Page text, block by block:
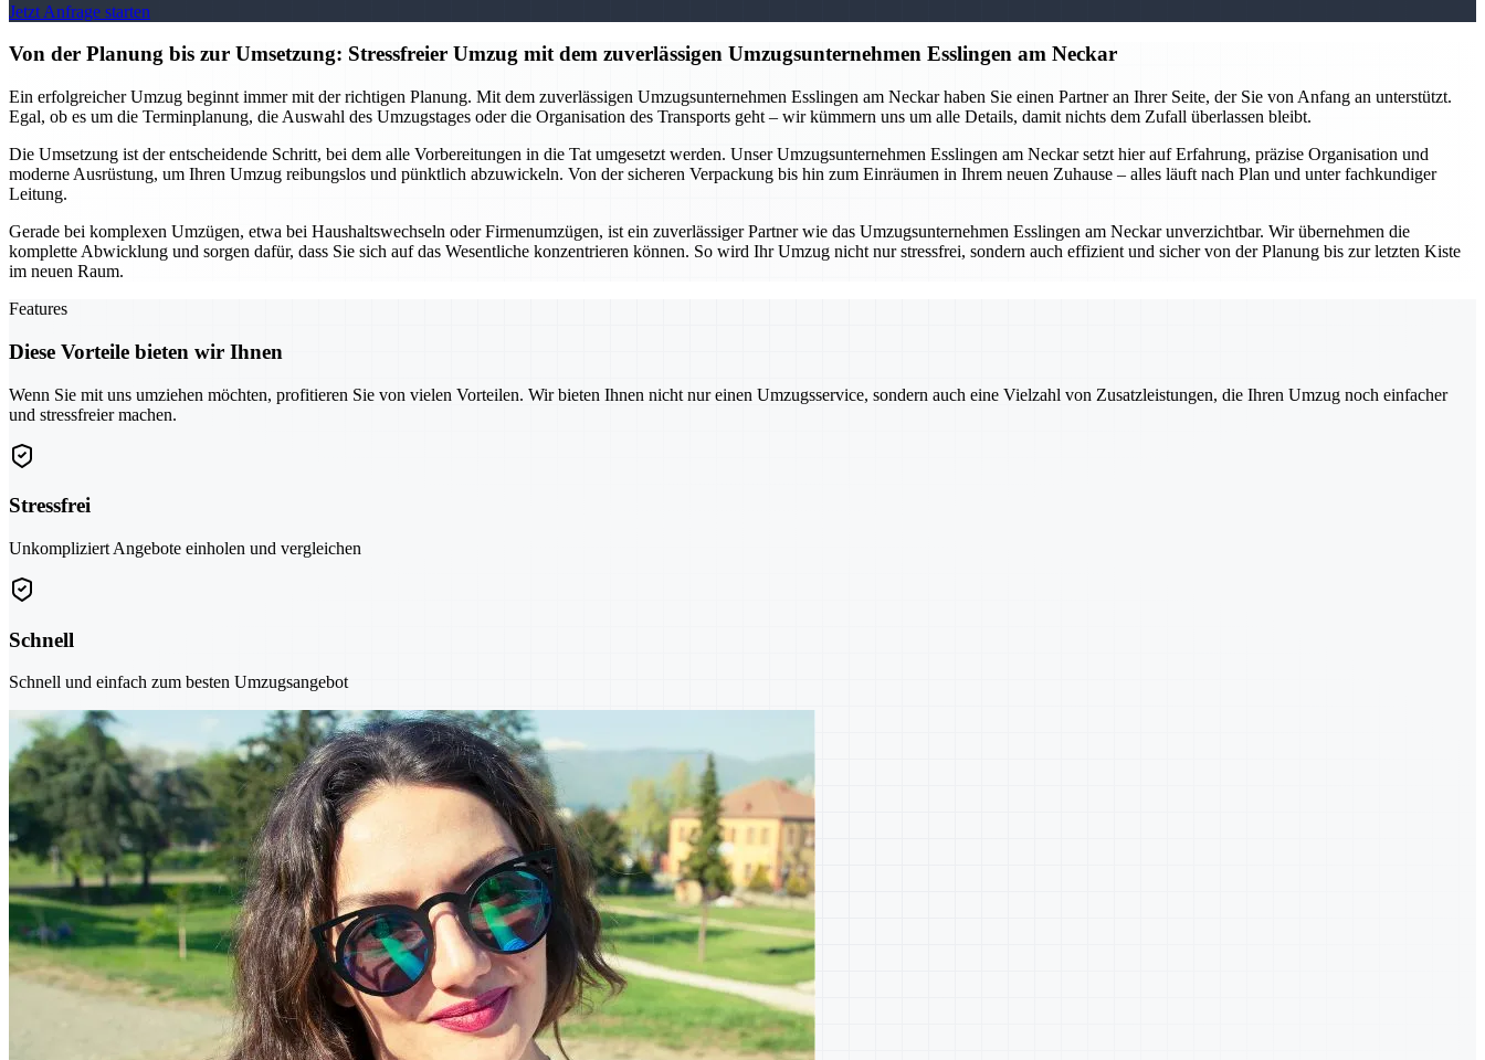
Jetzt Anfrage starten
Von der Planung bis zur Umsetzung: Stressfreier Umzug mit dem zuverlässigen Umzugsunternehmen Esslingen am Neckar
Ein erfolgreicher Umzug beginnt immer mit der richtigen Planung. Mit dem zuverlässigen Umzugsunternehmen Esslingen am Neckar haben Sie einen Partner an Ihrer Seite, der Sie von Anfang an unterstützt.
Egal, ob es um die Terminplanung, die Auswahl des Umzugstages oder die Organisation des Transports geht – wir kümmern uns um alle Details, damit nichts dem Zufall überlassen bleibt.
Die Umsetzung ist der entscheidende Schritt, bei dem alle Vorbereitungen in die Tat umgesetzt werden. Unser Umzugsunternehmen Esslingen am Neckar setzt hier auf Erfahrung, präzise Organisation und
moderne Ausrüstung, um Ihren Umzug reibungslos und pünktlich abzuwickeln. Von der sicheren Verpackung bis hin zum Einräumen in Ihrem neuen Zuhause – alles läuft nach Plan und unter fachkundiger
Leitung.
Gerade bei komplexen Umzügen, etwa bei Haushaltswechseln oder Firmenumzügen, ist ein zuverlässiger Partner wie das Umzugsunternehmen Esslingen am Neckar unverzichtbar. Wir übernehmen die
komplette Abwicklung und sorgen dafür, dass Sie sich auf das Wesentliche konzentrieren können. So wird Ihr Umzug nicht nur stressfrei, sondern auch effizient und sicher von der Planung bis zur letzten Kiste
im neuen Raum.
Features
Diese Vorteile bieten wir Ihnen
Wenn Sie mit uns umziehen möchten, profitieren Sie von vielen Vorteilen. Wir bieten Ihnen nicht nur einen Umzugsservice, sondern auch eine Vielzahl von Zusatzleistungen, die Ihren Umzug noch einfacher
und stressfreier machen.
Stressfrei
Unkompliziert Angebote einholen und vergleichen
Schnell
Schnell und einfach zum besten Umzugsangebot